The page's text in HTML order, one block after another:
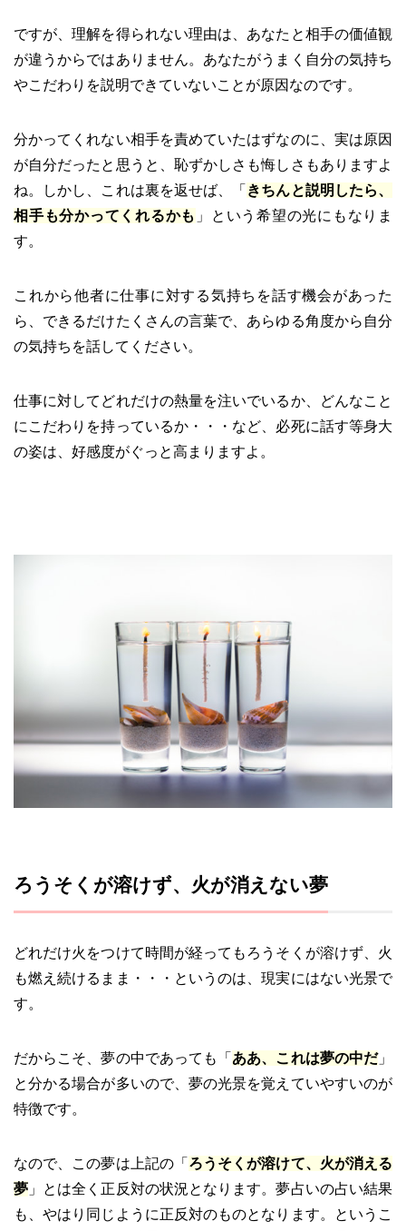
ですが、理解を得られない理由は、あなたと相手の価値観
が違うからではありません。あなたがうまく自分の気持ち
やこだわりを説明できていないことが原因なのです。
分かってくれない相手を責めていたはずなのに、実は原因
が自分だったと思うと、恥ずかしさも悔しさもありますよ
ね。しかし、これは裏を返せば、「 きちんと説明したら、
相手も分かってくれるかも 」という希望の光にもなりま
す。
これから他者に仕事に対する気持ちを話す機会があった
ら、できるだけたくさんの言葉で、あらゆる角度から自分
の気持ちを話してください。
仕事に対してどれだけの熱量を注いでいるか、どんなこと
にこだわりを持っているか・・・など、必死に話す等身大
の姿は、好感度がぐっと高まりますよ。
ろうそくが溶けず、火が消えない夢
どれだけ火をつけて時間が経ってもろうそくが溶けず、火
も燃え続けるまま・・・というのは、現実にはない光景で
す。
だからこそ、夢の中であっても「 ああ、これは夢の中だ」
と分かる場合が多いので、夢の光景を覚えていやすいのが
特徴です。
なので、この夢は上記の「 ろうそくが溶けて、火が消える
夢 」とは全く正反対の状況となります。夢占いの占い結果
も、やはり同じように正反対のものとなります。というこ